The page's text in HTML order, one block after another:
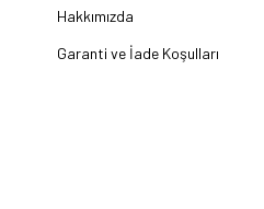
Hakkımızda
Garanti ve İade Koşulları